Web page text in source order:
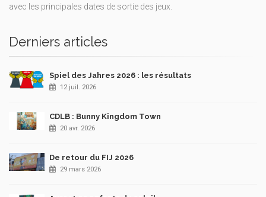
avec les principales dates de sortie des jeux.
Derniers articles
Spiel des Jahres 2026 : les résultats
12 juil. 2026
CDLB : Bunny Kingdom Town
20 avr. 2026
De retour du FIJ 2026
29 mars 2026